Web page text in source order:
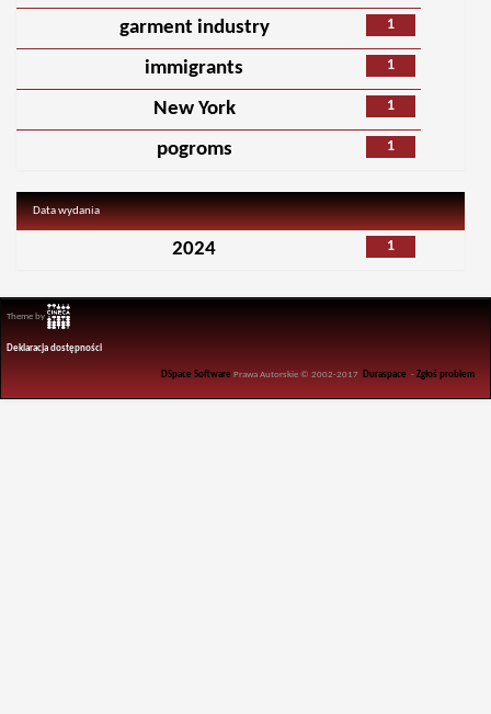
1
garment industry
1
immigrants
1
New York
1
pogroms
Data wydania
1
2024
Theme by
Deklaracja dostępności
DSpace Software Prawa Autorskie © 2002-2017 Duraspace -Zgłoś problem